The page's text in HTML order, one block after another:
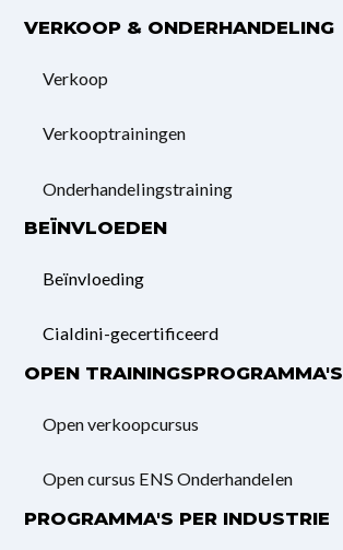
VERKOOP & ONDERHANDELING
Verkoop
Verkooptrainingen
Onderhandelings­training
BEÏNVLOEDEN
Beïnvloeding
Cialdini-gecertificeerd
OPEN TRAININGSPROGRAMMA'S
Open verkoopcursus
Open cursus ENS Onderhandelen
PROGRAMMA'S PER INDUSTRIE